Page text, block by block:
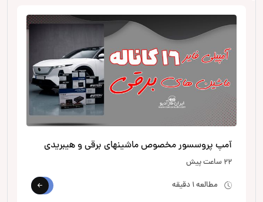
آمپ پروسسور مخصوص ماشینهای برقی و هیبریدی
22 ساعت پیش
مطالعه 1 دقیقه